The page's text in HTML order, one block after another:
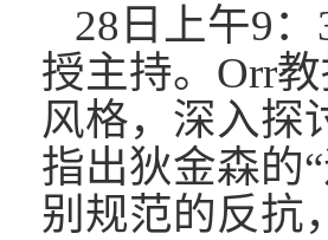
28 日 上午9：
授主持。 Orr
风格，深入探
指出狄金森的“
别规范的反抗